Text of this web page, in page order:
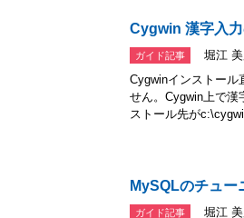
Cygwin 漢字入
ガイド記事
堀江
Cygwinインストール
せん。Cygwin上で漢
ストール先が
MySQLのチュー
ガイド記事
堀江